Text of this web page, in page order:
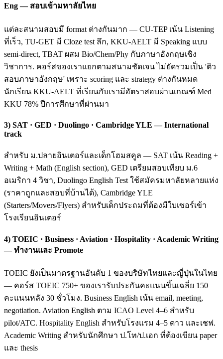
Eng — สอบเข้ามหาลัยไทย
แต่ละสนามสอบมี format ต่างกันมาก — CU-TEP เน้น Listening
ที่เร็ว, TU-GET มี Cloze test ลึก, KKU-AELT มี Speaking แบบ
semi-direct, TBAT ผสม Bio/Chem/Phy กับภาษาอังกฤษเชิง
วิชาการ. คอร์สของเราแยกตามสนามชัดเจน ไม่ยัดรวมเป็น 'ติว
สอบภาษาอังกฤษ' เพราะ scoring และ strategy ต่างกันหมด
นักเรียน KKU-AELT ที่เรียนกับเรามีอัตราสอบผ่านเกณฑ์ Med
KKU 78% ปีการศึกษาที่ผ่านมา
3) SAT · GED · Duolingo · Cambridge YLE — International
track
สำหรับ ม.ปลายอินเตอร์และเด็กโฮมสคูล — SAT เน้น Reading +
Writing + Math (English section), GED เตรียมสอบเทียบ ม.6
อเมริกา 4 วิชา, Duolingo English Test ใช้สมัครมหาลัยหลายแห่ง
(ราคาถูกและสอบที่บ้านได้), Cambridge YLE
(Starters/Movers/Flyers) สำหรับเด็กประถมที่ต้องมีใบเซอร์เข้า
โรงเรียนอินเตอร์
4) TOEIC · Business · Aviation · Hospitality · Academic Writing
— ทำงานและ Promote
TOEIC ยังเป็นมาตรฐานอันดับ 1 ของบริษัทไทยและญี่ปุ่นในไทย
— คอร์ส TOEIC 750+ ของเรารับประกันคะแนนขึ้นเฉลี่ย 150
คะแนนหลัง 30 ชั่วโมง. Business English เน้น email, meeting,
negotiation. Aviation English ตาม ICAO Level 4–6 สำหรับ
pilot/ATC. Hospitality English สำหรับโรงแรม 4–5 ดาว และเชฟ.
Academic Writing สำหรับนักศึกษา ป.โท/ป.เอก ที่ต้องเขียน paper
และ thesis